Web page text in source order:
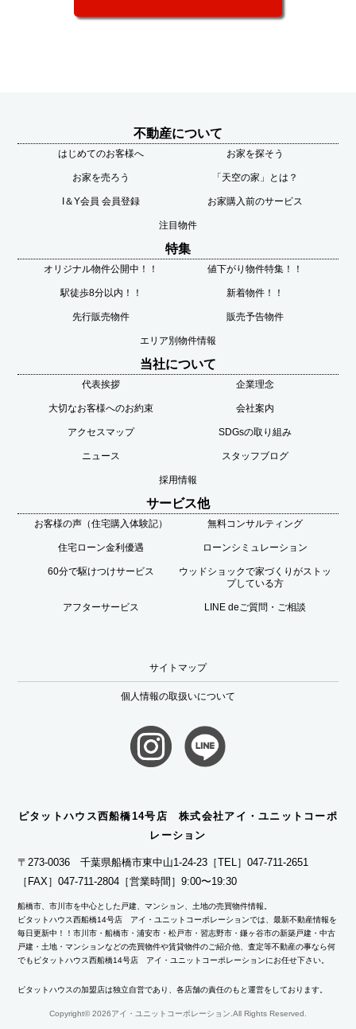
不動産について
はじめてのお客様へ お家を探そう
お家を売ろう 「天空の家」とは？
I＆Y会員 会員登録 お家購入前のサービス
注目物件
特集
オリジナル物件公開中！！ 値下がり物件特集！！
駅徒歩8分以内！！ 新着物件！！
先行販売物件 販売予告物件
エリア別物件情報
当社について
代表挨拶 企業理念
大切なお客様へのお約束 会社案内
アクセスマップ SDGsの取り組み
ニュース スタッフブログ
採用情報
サービス他
お客様の声（住宅購入体験記） 無料コンサルティング
住宅ローン金利優遇 ローンシミュレーション
60分で駆けつけサービス
ウッドショックで家づくりがストッ
プしている方
アフターサービス LINE deご質問・ご相談
サイトマップ
個人情報の取扱いについて
ピタットハウス西船橋14号店 株式会社アイ・ユニットコーポ
レーション
〒273-0036 千葉県船橋市東中山1-24-23 ［TEL］047-711-2651
［FAX］047-711-2804 ［営業時間］9:00〜19:30
船橋市、市川市を中心とした戸建、マンション、土地の売買物件情報。
ピタットハウス西船橋14号店 アイ・ユニットコーポレーションでは、最新不動産情報を
毎日更新中！！市川市・船橋市・浦安市・松戸市・習志野市・鎌ヶ谷市の新築戸建・中古
戸建・土地・マンションなどの売買物件や賃貸物件のご紹介他、査定等不動産の事なら何
でもピタットハウス西船橋14号店 アイ・ユニットコーポレーションにお任せ下さい。
ピタットハウスの加盟店は独立自営であり、各店舗の責任のもと運営をしております。
Copyright©2026アイ・ユニットコーポレーション.All Rights Reserved.